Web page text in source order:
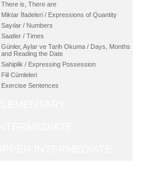
There is, There are
Miktar İfadeleri / Expressions of Quantity
Sayılar / Numbers
Saatler / Times
Günler, Aylar ve Tarih Okuma / Days, Months
and Reading the Date
Sahiplik / Expressing Possession
Fiil Cümleleri
Exercise Sentences